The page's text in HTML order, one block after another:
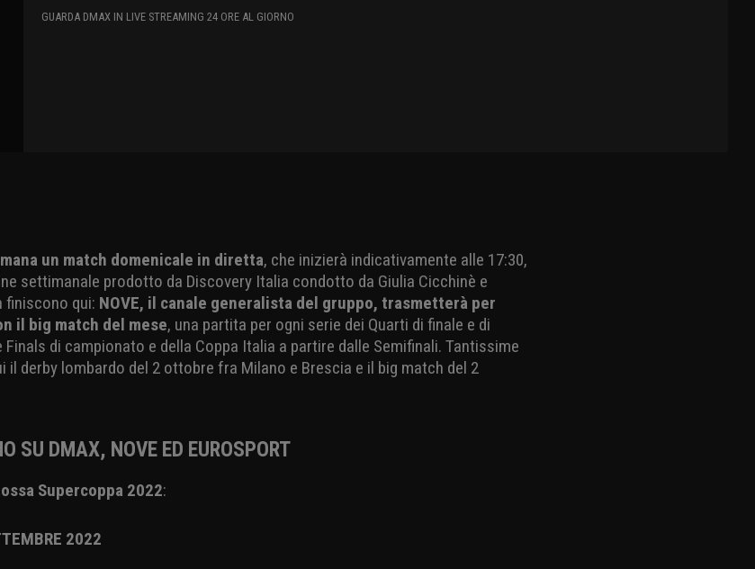
un match domenicale in diretta
finiscono qui:NOVE, il canale generalista del gruppo, trasmetterà per
di campionato e della Coppa Italia a partire dalle Semifinali. Tantissime